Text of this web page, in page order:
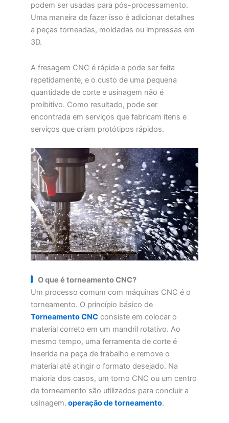
podem ser usadas para pós-processamento.
Uma maneira de fazer isso é adicionar detalhes
a peças torneadas, moldadas ou impressas em
3D.
A fresagem CNC é rápida e pode ser feita
repetidamente, e o custo de uma pequena
quantidade de corte e usinagem não é
proibitivo. Como resultado, pode ser
encontrada em serviços que fabricam itens e
serviços que criam protótipos rápidos.
O que é torneamento CNC?
Um processo comum com máquinas CNC é o
torneamento. O princípio básico de
Torneamento CNC consiste em colocar o
material correto em um mandril rotativo. Ao
mesmo tempo, uma ferramenta de corte é
inserida na peça de trabalho e remove o
material até atingir o formato desejado. Na
maioria dos casos, um torno CNC ou um centro
de torneamento são utilizados para concluir a
usinagem. operação de torneamento.